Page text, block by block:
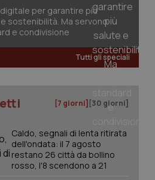
per garantire più
sostenibilità. Ma servono
e condivisione
Tutti gli speciali
[7 giorni] [30 giorni]
Caldo, segnali di lenta ritirata
dell'ondata: il 7 agosto
restano 26 città da bollino
rosso, l'8 scendono a 21